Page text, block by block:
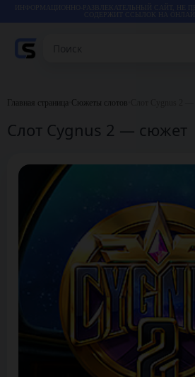
СОДЕРЖИТ ССЫЛОК НА
КАЗИНО
ИГРЫ
СТАТЬИ
Главная страница Сюжеты слотов
Слот Cygnus 2 — сюжет